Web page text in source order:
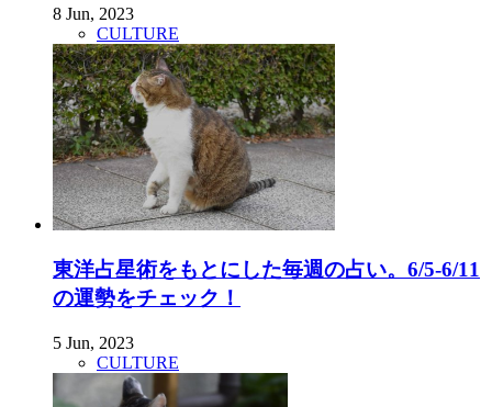
8 Jun, 2023
CULTURE
東洋占星術をもとにした毎週の占い。6/5-6/11
の運勢をチェック！
5 Jun, 2023
CULTURE